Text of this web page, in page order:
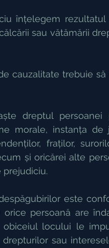
înțelegem
sau vătămării
cauzalitate trebuie
dreptul persoanei
morale, instanța de
fraților,
și oricărei alte
este
orice persoană are
locului le
sau